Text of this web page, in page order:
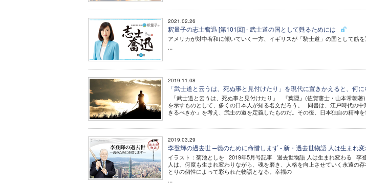
2021.02.26
釈量子の志士奮迅 [第101回] - 武士道の国として甦るためには
アメリカが対中宥和に傾いていく一方、イギリスが「騎士道」の国として筋を
...
2019.11.08
「武士道と云うは、死ぬ事と見付けたり」を現代に置きかえると、何に
「武士道と云うは、死ぬ事と見付けたり」 『葉隠』(佐賀藩士・山本常朝
を示すものとして、多くの日本人が知る名文だろう。 同書は、江戸時代の
きるべきか」を考え、武士の道を定義したものだ。その後、日本独自の精神
2019.03.29
李登輝の過去世 ─義のために命惜しまず - 新・過去世物語 人は生まれ
イラスト：菊池としを 2019年5月号記事 過去世物語 人は生まれ変わる 李
人は、何度も生まれ変わりながら、魂を磨き、人格を向上させていく永遠の
とりの個性によって彩られた物語となる。幸福の
...